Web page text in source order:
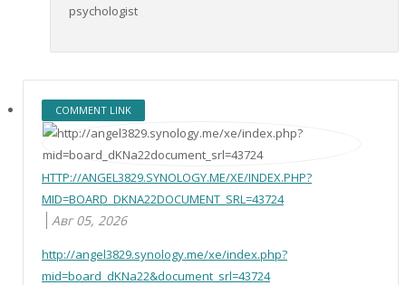
psychologist
COMMENT LINK
HTTP://ANGEL3829.SYNOLOGY.ME/XE/INDEX.PHP?
MID=BOARD_DKNA22DOCUMENT_SRL=43724
Авг 05, 2026
http://angel3829.synology.me/xe/index.php?
mid=board_dKNa22&document_srl=43724